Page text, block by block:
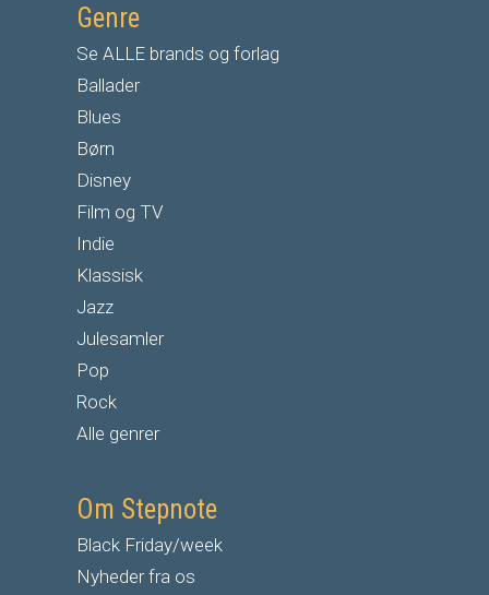
Genre
Se ALLE brands og forlag
Ballader
Blues
Børn
Disney
Film og TV
Indie
Klassisk
Jazz
Julesamler
Pop
Rock
Alle genrer
Om Stepnote
Black Friday/week
Nyheder fra os